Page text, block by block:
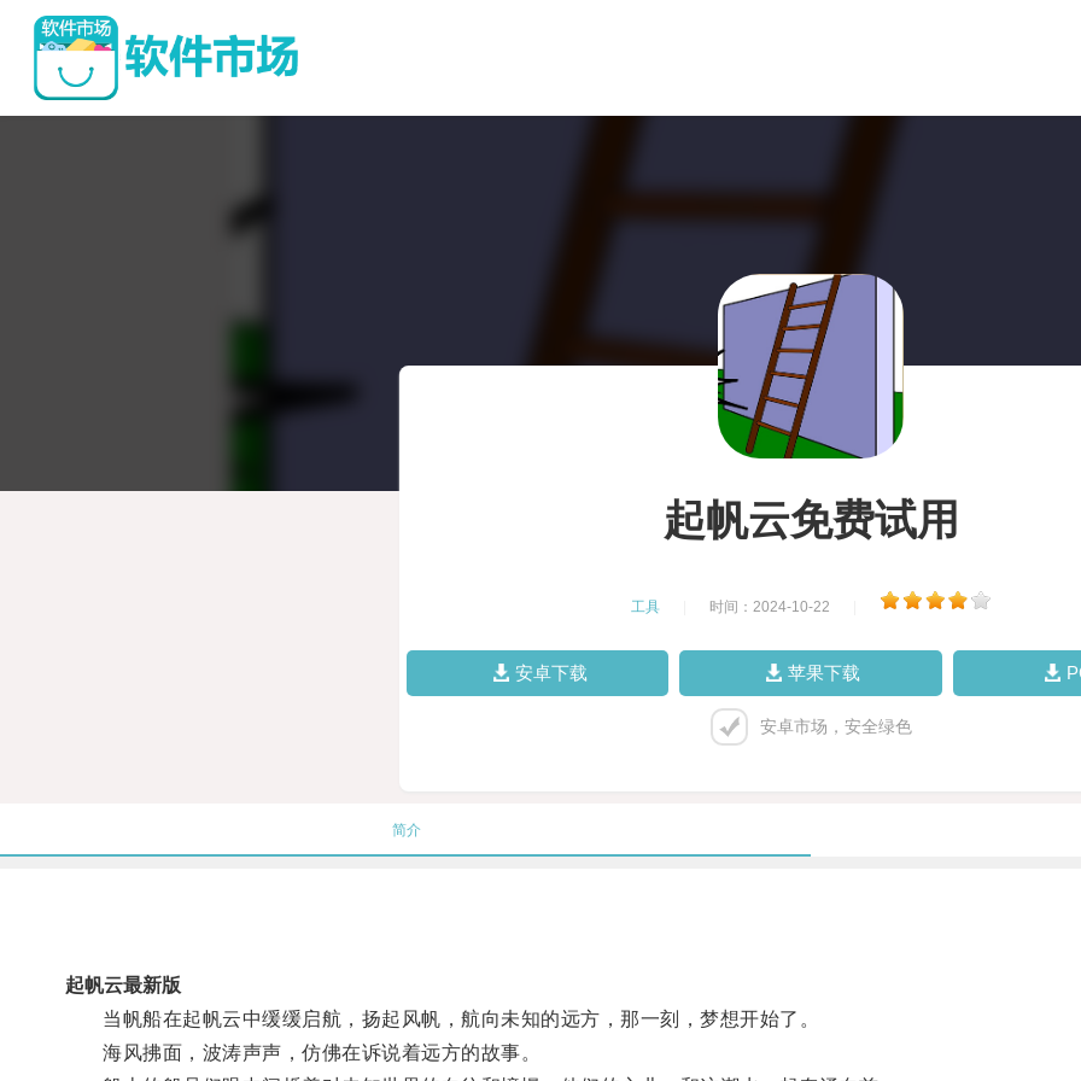
起帆云免费试用
工具 时间：2024-10-22
安卓下载 苹果下载
安卓市场，安全绿色
简介
起帆云最新版
当帆船在起帆云中缓缓启航，扬起风帆，航向未知的远方，那一刻，梦想开始了。
海风拂面，波涛声声，仿佛在诉说着远方的故事。